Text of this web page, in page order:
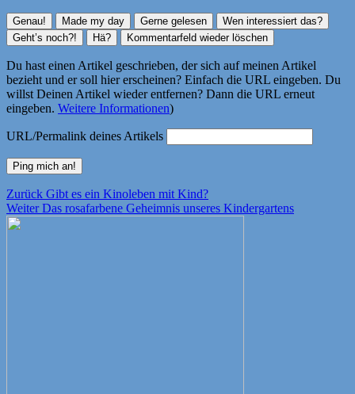
Du hast einen Artikel geschrieben, der sich auf meinen Artikel
bezieht und er soll hier erscheinen? Einfach die URL eingeben. Du
willst Deinen Artikel wieder entfernen? Dann die URL erneut
eingeben. Weitere Informationen)
URL/Permalink deines Artikels
Beitragsnavigation
Zurück Vorheriger
Beitrag:
Gibt es ein Kinoleben mit Kind?
Weiter Nächster
Das rosafarbene Geheimnis unseres Kindergartens